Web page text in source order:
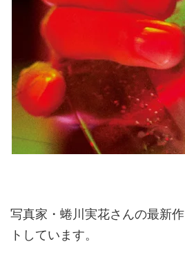
写真家・蜷川実花さんの最新作
トしています。